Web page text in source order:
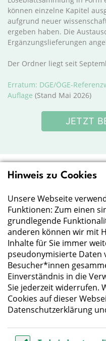
können einzelne Kapitel
aufgrund neuer
ergeben haben. Die
Ergänzungslieferungen
Der Ordner liegt seit
Erratum: DGE/ÖGE-
Auflage (Stand Mai 2026)
JETZT
für Ernährung e.V.
Der Wissenschaft verpflichtet - Ihre
Essen und Trinken
Deutsche Gesellschaft
Godesberger Allee 136
53175 Bonn
Tel:+49 228 3776-600
Fax:+49 228 3776-800
webmaster@dge.de
Hinweis zu Cookies
Unsere Webseite
Funktionen: Zum einen
grundlegende
anderen können wir mit
Inhalte für Sie immer
pseudonymisierte Daten
Besucher*innen
Einverständnis in die
Sie jederzeit widerrufen.
Cookies auf dieser
Datenschutzerklärung